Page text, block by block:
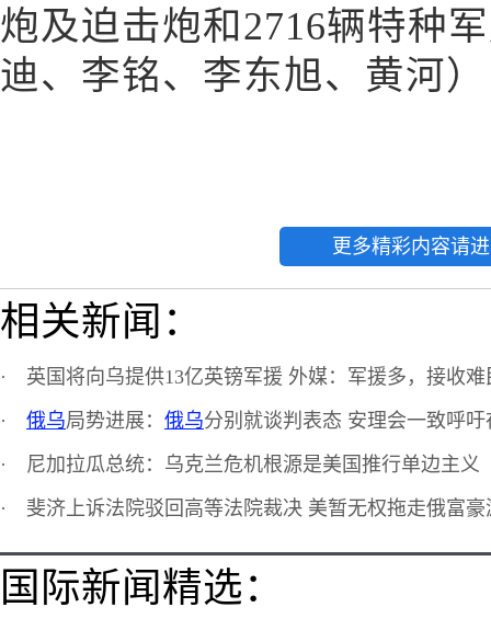
炮及迫击炮和2716辆特种
迪、李铭、李东旭、黄河）
更多精彩内容请
相关新闻：
· 英国将向乌提供13亿英镑军援 外媒：军援多，接收难
· 俄乌局势进展： 俄乌分别就谈判表态 安理会一致呼
· 尼加拉瓜总统：乌克兰危机根源是美国推行单边主义
· 斐济上诉法院驳回高等法院裁决 美暂无权拖走俄富豪
国际新闻精选：